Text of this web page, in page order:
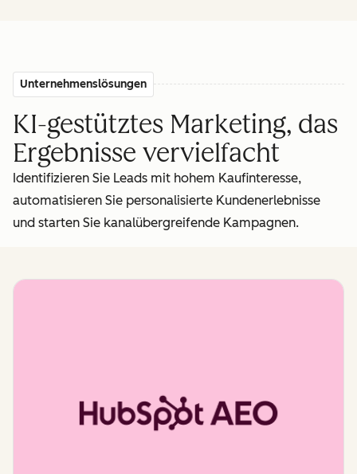
Unternehmenslösungen
KI-gestütztes Marketing, das
Ergebnisse vervielfacht
Identifizieren Sie Leads mit hohem Kaufinteresse,
automatisieren Sie personalisierte Kundenerlebnisse
und starten Sie kanalübergreifende Kampagnen.